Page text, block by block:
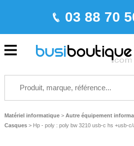
03 88 70
Matériel informatique > Autre équipement
Casques> Hp - poly : poly bw 3210 usb-c hs +usb-c/